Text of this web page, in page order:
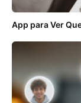
App para Ver